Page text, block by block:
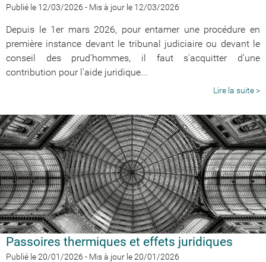
Publié le 12/03/2026 - Mis à jour le 12/03/2026
Depuis le 1er mars 2026, pour entamer une procédure en
première instance devant le tribunal judiciaire ou devant le
conseil des prud'hommes, il faut s'acquitter d'une
contribution pour l'aide juridique...
Lire la suite >
Passoires thermiques et effets juridiques
Publié le 20/01/2026 - Mis à jour le 20/01/2026